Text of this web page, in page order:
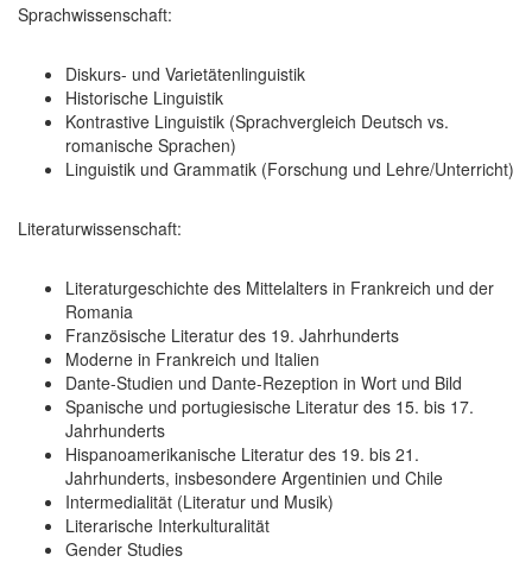
Sprachwissenschaft:
Diskurs- und Varietätenlinguistik
Historische Linguistik
Kontrastive Linguistik (Sprachvergleich Deutsch vs.
romanische Sprachen)
Linguistik und Grammatik (Forschung und Lehre/Unterricht)
Literaturwissenschaft:
Literaturgeschichte des Mittelalters in Frankreich und der
Romania
Französische Literatur des 19. Jahrhunderts
Moderne in Frankreich und Italien
Dante-Studien und Dante-Rezeption in Wort und Bild
Spanische und portugiesische Literatur des 15. bis 17.
Jahrhunderts
Hispanoamerikanische Literatur des 19. bis 21.
Jahrhunderts, insbesondere Argentinien und Chile
Intermedialität (Literatur und Musik)
Literarische Interkulturalität
Gender Studies